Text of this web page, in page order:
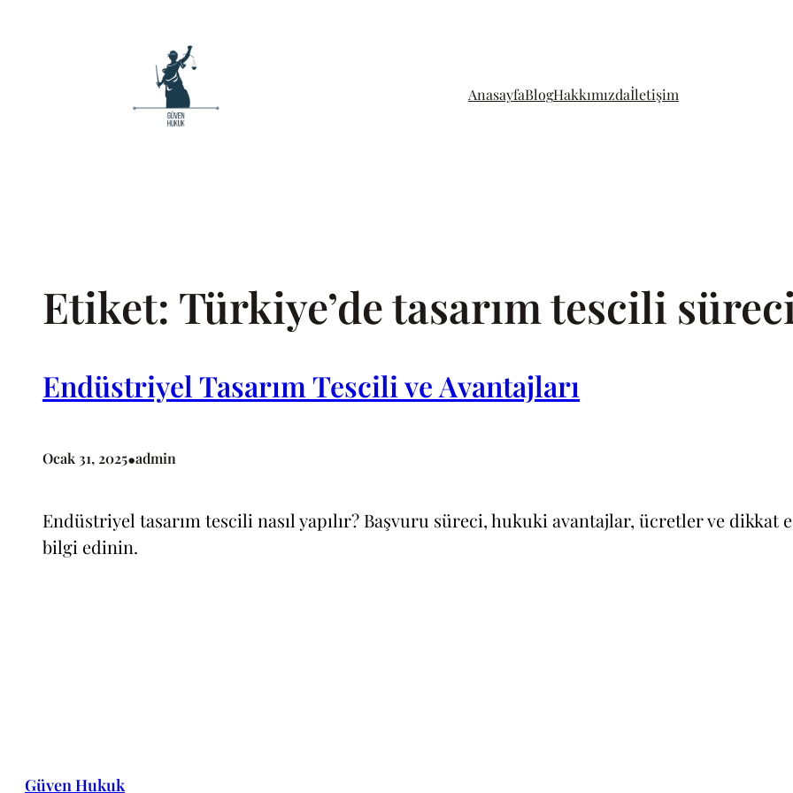
AnasayfaBlogHakkımızdaİletişim
Etiket: Türkiye’de tasarım tescili
Endüstriyel Tasarım Tescili ve Avantajları
Ocak 31, 2025•admin
Endüstriyel tasarım tescili nasıl yapılır? Başvuru süreci, hukuki avantajlar, ücretler ve dikkat
bilgi edinin.
Güven Hukuk